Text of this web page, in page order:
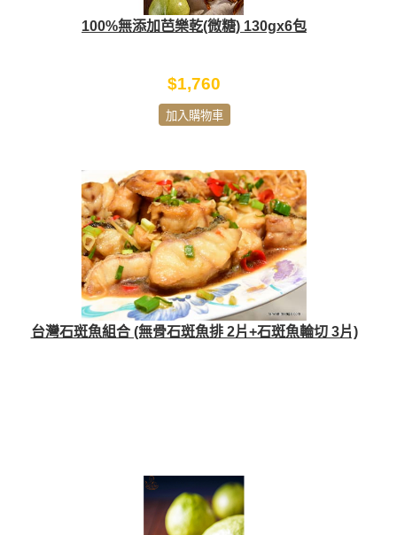
100%無添加芭樂乾(微糖) 130gx6包
$1,760
加入購物車
台灣石斑魚組合 (無骨石斑魚排 2片+石斑魚輪切 3片)